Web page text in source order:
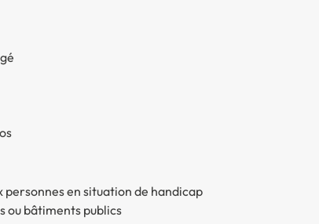
personnes en situation de handicap
ou bâtiments publics